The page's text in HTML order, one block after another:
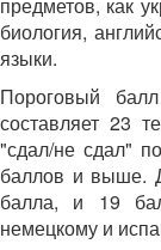
биология,
языки.
Пороговый
составляет 23
"сдал/не сдал"
баллов и выше.
балла, и 19
немецкому и